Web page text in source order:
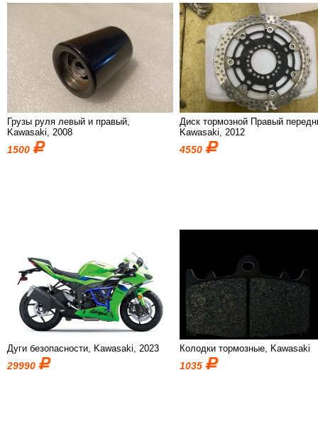
Грузы руля левый и правый,
Kawasaki, 2008
1500
Диск тормозной Правый
Kawasaki, 2012
4550
Дуги безопасности, Kawasaki, 2023
29990
Колодки тормозные, Kawasaki
1035